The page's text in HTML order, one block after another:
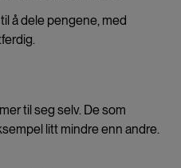
å dele pengene, med
til seg selv. De som
litt mindre enn andre.